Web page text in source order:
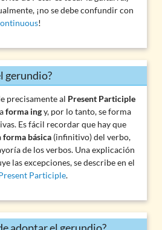
¡no se debe confundir con
!
gerundio?
precisamente al Present Participle
forma ingy, por lo tanto, se forma
Es fácil recordar que hay que
forma básica(infinitivo) del verbo,
de los verbos. Una explicación
las excepciones, se describe en el
Participle.